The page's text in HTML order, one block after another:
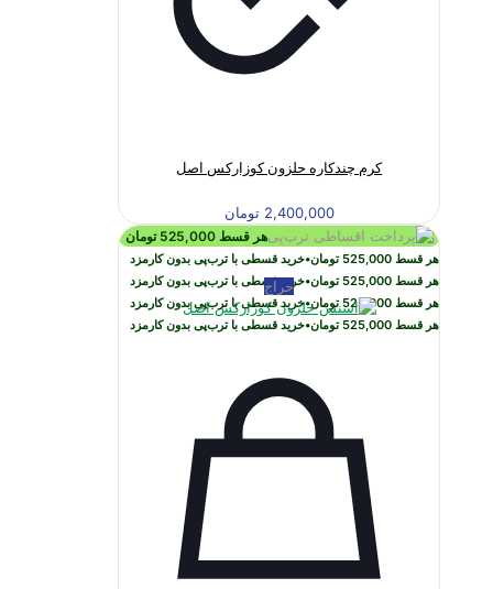
کرم چندکاره حلزون کوزارکس اصل
2,400,000 تومان
هر قسط525,000 تومان
هر قسط525,000 تومان•خرید قسطی با ترب‌پی بدون کارمزد
هر قسط525,000 تومان•خرید قسطی با ترب‌پی بدون کارمزد
هر قسط525,000 تومان•خرید قسطی با ترب‌پی بدون کارمزد
هر قسط525,000 تومان•خرید قسطی با ترب‌پی بدون کارمزد
حراج